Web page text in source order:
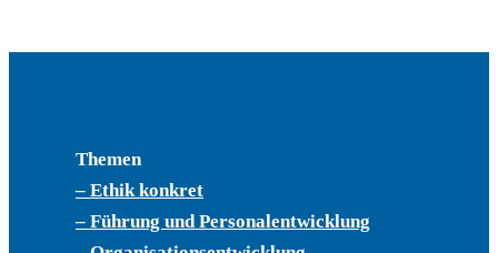
Themen
– Ethik konkret
– Führung und Personalentwicklung